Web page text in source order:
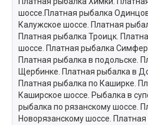
шоссе.Платная рыбалка
Калужское шоссе. Платная
Платная рыбалка Троицк.
шоссе. Платная рыбалка
Платная рыбалка в подольске.
Щербинке. Платная рыбалка в
Платная рыбалка по Каширке.
Каширское шоссе. Рыбалка в
рыбалка по рязанскому шоссе.
Новорязанскому шоссе.